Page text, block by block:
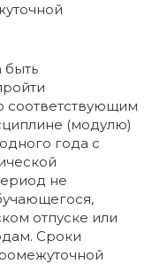
соответствующим
(модулю)
года с
не
отпуске или
Сроки